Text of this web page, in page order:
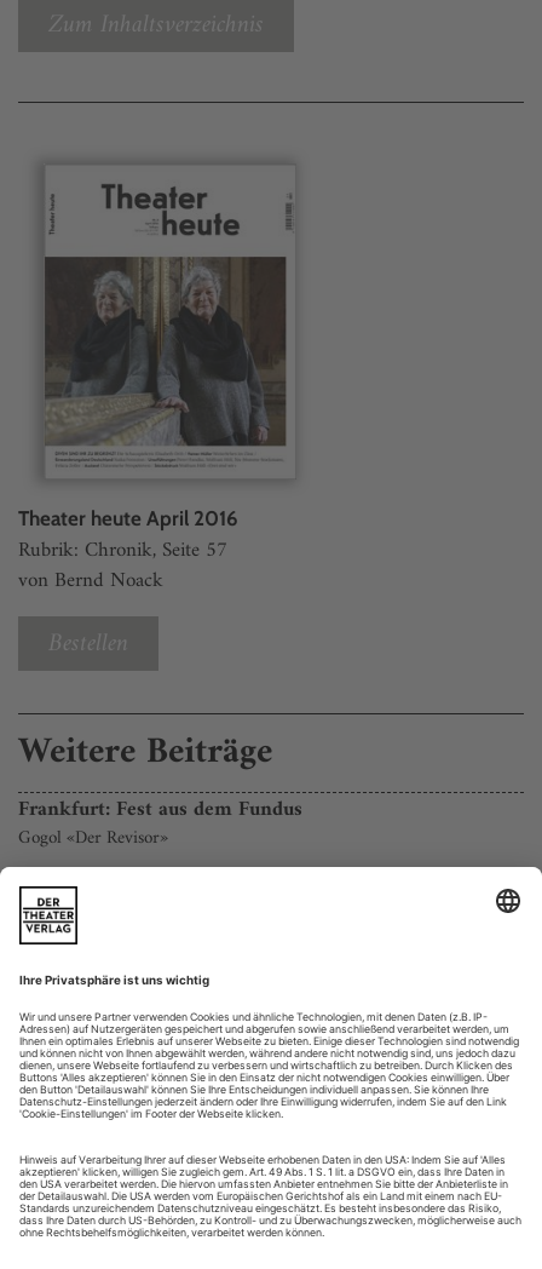
Zum Inhaltsverzeichnis
Theater heute April 2016
Rubrik: Chronik, Seite 57
von Bernd Noack
Bestellen
Weitere Beiträge
Frankfurt: Fest aus dem Fundus
Gogol «Der Revisor»
Garantiert anspielungsfrei, aktualitätsresistent und
gegenwartsabstinent ist diese Aufführung. Keine
Wirtschaftskrise, kein Dschihad und kein Flüchtling trübt die
grundschwarze Bühne. Das Spiel kreist, meist aufgeregt, um
bedenklich die Frage, was das soll.
Der «Revisor» ist eine Entlarvungsgeschichte aus...
Im kommerziellen Londoner Westend-Star-Theater gibt es mit
Richard Greenbergs Brüderstudie «Dazzle» einen Lichtblick
Alle paar Jahre unkt es, Londons kommerzieller Theatersektor